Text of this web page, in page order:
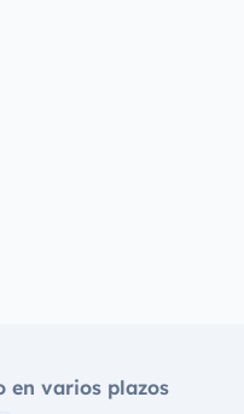
en varios plazos